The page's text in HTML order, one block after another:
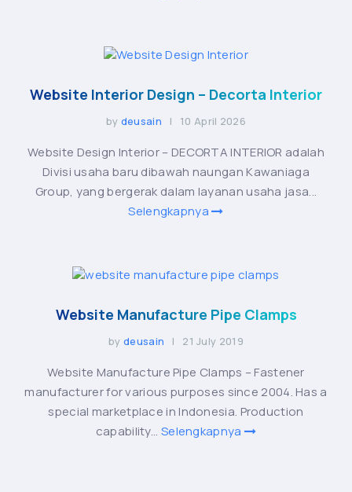
Website Interior Design – Decorta Interior
by deusain | 10 April 2026
Website Design Interior – DECORTA INTERIOR adalah
Divisi usaha baru dibawah naungan Kawaniaga
Group, yang bergerak dalam layanan usaha jasa...
Selengkapnya
Website Manufacture Pipe Clamps
bydeusain | 21 July 2019
Website Manufacture Pipe Clamps – Fastener
manufacturer for various purposes since 2004. Has a
special marketplace in Indonesia. Production
capability... Selengkapnya